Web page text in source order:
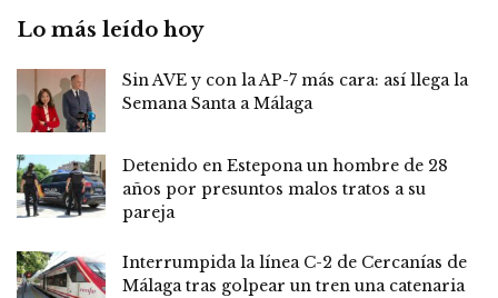
Lo más leído hoy
Sin AVE y con la AP-7 más cara: así llega la
Semana Santa a Málaga
Detenido en Estepona un hombre de 28
años por presuntos malos tratos a su
pareja
Interrumpida la línea C-2 de Cercanías de
Málaga tras golpear un tren una catenaria